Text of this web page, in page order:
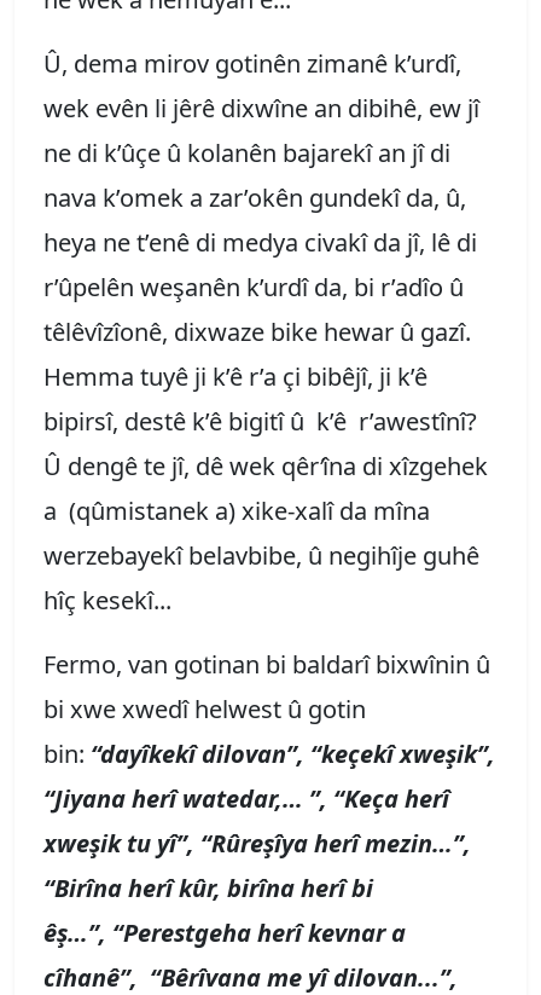
Û, dema mirov gotinên zimanê k’urdî,
wek evên li jêrê dixwîne an dibihê, ew jî
ne di k’ûçe û kolanên bajarekî an jî di
nava k’omek a zar’okên gundekî da, û,
heya ne t’enê di medya civakî da jî, lê di
r’ûpelên weşanên k’urdî da, bi r’adîo û
têlêvîzîonê, dixwaze bike hewar û gazî.
Hemma tuyê ji k’ê r’a çi bibêjî, ji k’ê
bipirsî, destê k’ê bigitî û k’ê r’awestînî?
Û dengê te jî, dê wek qêr’îna di xîzgehek
a (qûmistanek a) xike-xalî da mîna
werzebayekî belavbibe, û negihîje guhê
hîç kesekî...
Fermo, van gotinan bi baldarî bixwînin û
bi xwe xwedî helwest û gotin
bin: “dayîkekî dilovan”, “keçekî xweşik”,
“Jiyana herî watedar,… ”, “Keça herî
xweşik tu yî”, “Rûreşîya herî mezin…”,
“Birîna herî kûr, birîna herî bi
êş…”, “Perestgeha herî kevnar a
cîhanê”, “Bêrîvana me yî dilovan...”,